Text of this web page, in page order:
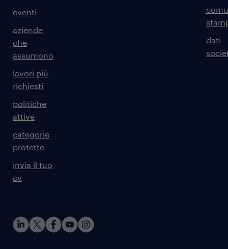
eventi
aziende
che
assumono
lavori più
richiesti
politiche
attive
categorie
protette
invia il tuo
cv
dati